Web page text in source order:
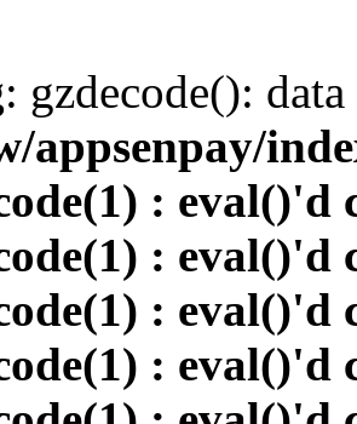
: gzdecode():
appsenpay/
: eval()'d
: eval()'d
: eval()'d
: eval()'d